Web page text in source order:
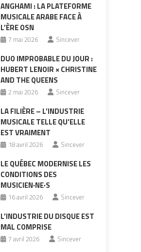
ANGHAMI : LA PLATEFORME
MUSICALE ARABE FACE À
L’ÈRE OSN
7 mai 2026 Sincever
DUO IMPROBABLE DU JOUR :
HUBERT LENOIR × CHRISTINE
AND THE QUEENS
2 mai 2026 Sincever
LA FILIÈRE – L’INDUSTRIE
MUSICALE TELLE QU’ELLE
EST VRAIMENT
18 avril 2026 Sincever
LE QUÉBEC MODERNISE LES
CONDITIONS DES
MUSICIEN·NE·S
16 avril 2026 Sincever
L’INDUSTRIE DU DISQUE EST
MAL COMPRISE
7 avril 2026 Sincever